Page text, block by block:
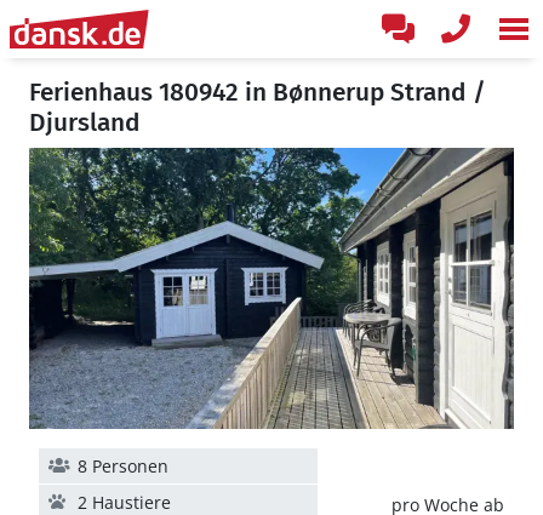
Ferienhaus 180942 in Bønnerup Strand /
Djursland
pro Woche ab
8 Personen
2 Haustiere